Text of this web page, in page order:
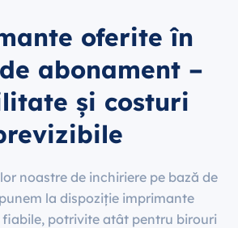
oferite în
abonament –
și costuri
noastre de inchiriere pe bază de
la dispoziție imprimante
potrivite atât pentru birouri